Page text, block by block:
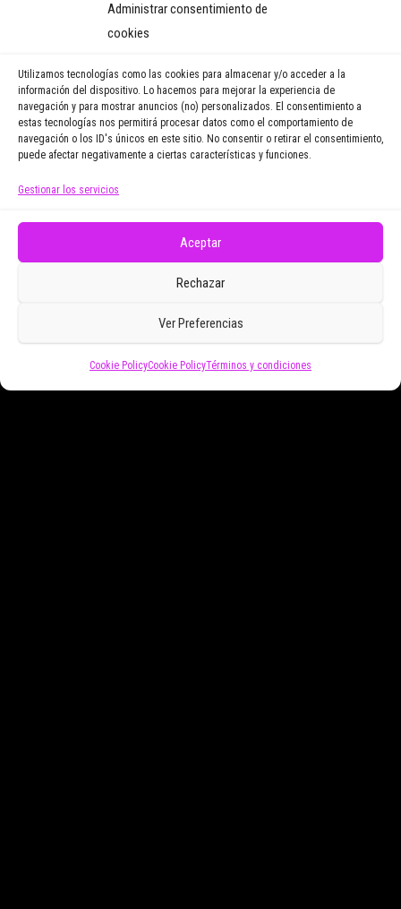
Administrar consentimiento de
cookies
Utilizamos tecnologías como las cookies para almacenar y/o acceder a la
información del dispositivo. Lo hacemos para mejorar la experiencia de
navegación y para mostrar anuncios (no) personalizados. El consentimiento a
estas tecnologías nos permitirá procesar datos como el comportamiento de
navegación o los ID's únicos en este sitio. No consentir o retirar el consentimiento,
puede afectar negativamente a ciertas características y funciones.
Gestionar los servicios
Aceptar
Rechazar
Ver Preferencias
Cookie PolicyCookie PolicyTérminos y condiciones
y recibirás regularmente las
noticias y reportajes que
Email Address
electrónicos promocionales de Zoomdestinos.es
Funciona gracias aWordPress |Tema:Envo Magazine